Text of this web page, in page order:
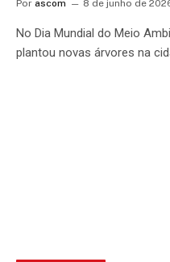
Por ascom 8 de junho de
No Dia Mundial do Meio
plantou novas árvores na